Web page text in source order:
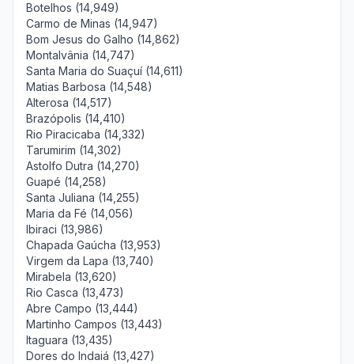
Botelhos (14,949)
Carmo de Minas (14,947)
Bom Jesus do Galho (14,862)
Montalvânia (14,747)
Santa Maria do Suaçuí (14,611)
Matias Barbosa (14,548)
Alterosa (14,517)
Brazópolis (14,410)
Rio Piracicaba (14,332)
Tarumirim (14,302)
Astolfo Dutra (14,270)
Guapé (14,258)
Santa Juliana (14,255)
Maria da Fé (14,056)
Ibiraci (13,986)
Chapada Gaúcha (13,953)
Virgem da Lapa (13,740)
Mirabela (13,620)
Rio Casca (13,473)
Abre Campo (13,444)
Martinho Campos (13,443)
Itaguara (13,435)
Dores do Indaiá (13,427)